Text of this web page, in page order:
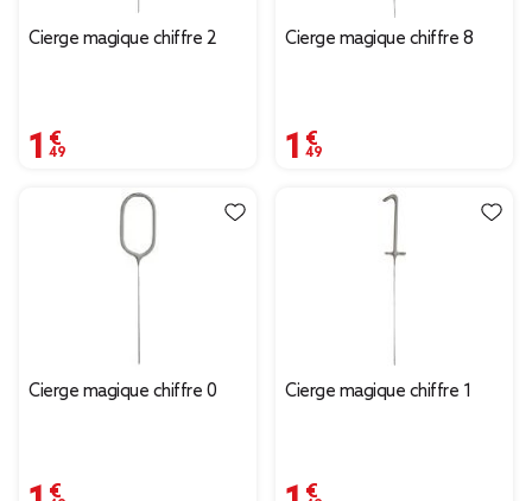
Cierge magique chiffre 2
1,49 €
Cierge magique chiffre 8
1,49 €
Cierge magique chiffre 0
1,49 €
Cierge magique chiffre 1
1,49 €